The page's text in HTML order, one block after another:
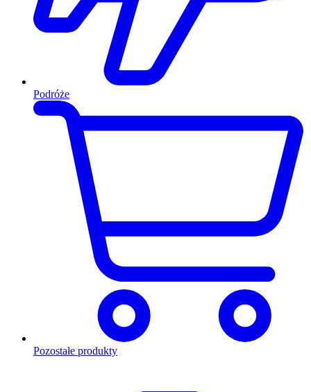
Podróże
Pozostałe produkty